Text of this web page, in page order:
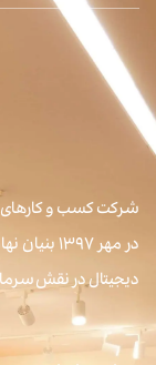
شرکت کسب و کارهای
در مهر
دیجیتال در نقش